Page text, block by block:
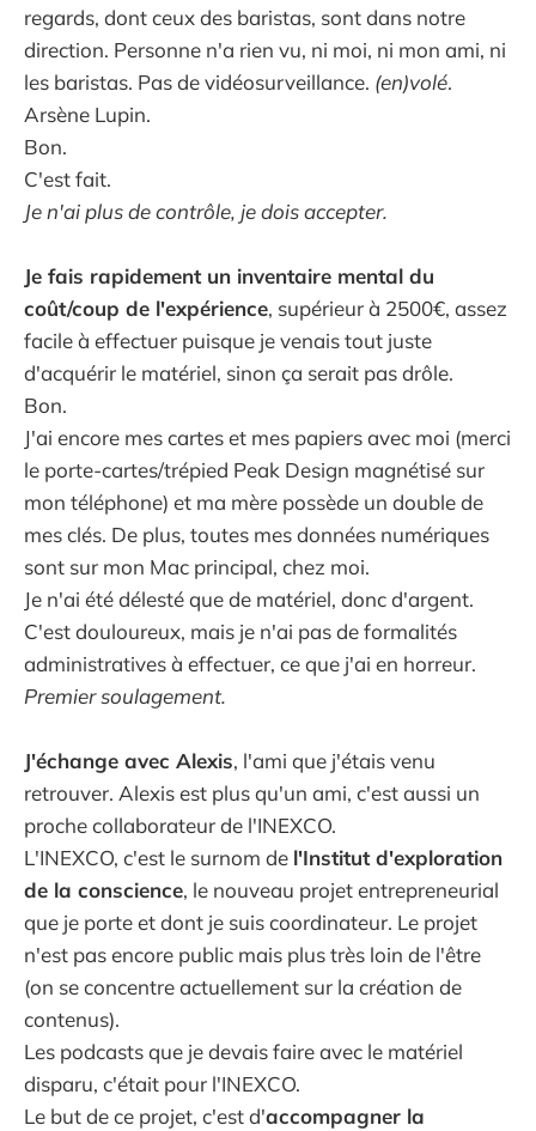
regards, dont ceux des baristas, sont dans notre
direction. Personne n'a rien vu, ni moi, ni mon ami, ni
les baristas. Pas de vidéosurveillance. (en)volé.
Arsène Lupin.
Bon.
C'est fait.
Je n'ai plus de contrôle, je dois accepter.
Je fais rapidement un inventaire mental du
coût/coup de l'expérience, supérieur à 2500€, assez
facile à effectuer puisque je venais tout juste
d'acquérir le matériel, sinon ça serait pas drôle.
Bon.
J'ai encore mes cartes et mes papiers avec moi (merci
le porte-cartes/trépied Peak Design magnétisé sur
mon téléphone) et ma mère possède un double de
mes clés. De plus, toutes mes données numériques
sont sur mon Mac principal, chez moi.
Je n'ai été délesté que de matériel, donc d'argent.
C'est douloureux, mais je n'ai pas de formalités
administratives à effectuer, ce que j'ai en horreur.
Premier soulagement.
J'échange avec Alexis, l'ami que j'étais venu
retrouver. Alexis est plus qu'un ami, c'est aussi un
proche collaborateur de l'INEXCO.
L'INEXCO, c'est le surnom de l'Institut d'exploration
de la conscience, le nouveau projet entrepreneurial
que je porte et dont je suis coordinateur. Le projet
n'est pas encore public mais plus très loin de l'être
(on se concentre actuellement sur la création de
contenus).
Les podcasts que je devais faire avec le matériel
disparu, c'était pour l'INEXCO.
Le but de ce projet, c'est d'accompagner la